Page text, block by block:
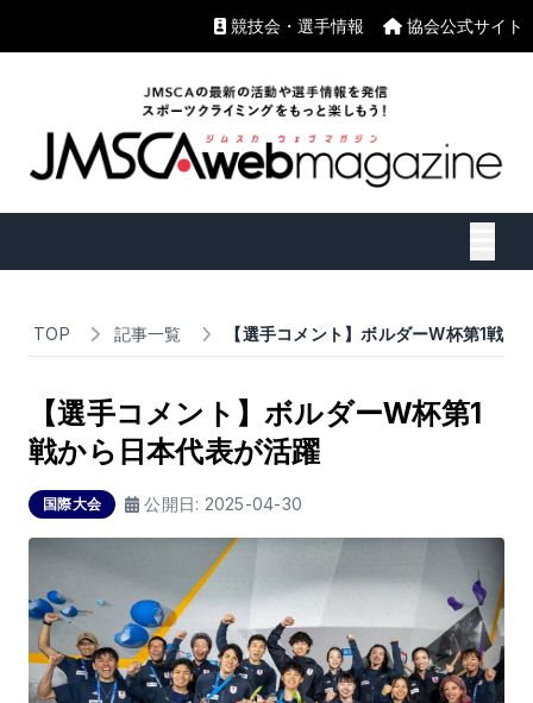
競技会・選手情報 協会公式サイト
TOP 記事一覧 【選手コメント】ボルダーW杯第1戦か
【選手コメント】ボルダーW杯第1
戦から日本代表が活躍
国際大会 公開日: 2025-04-30